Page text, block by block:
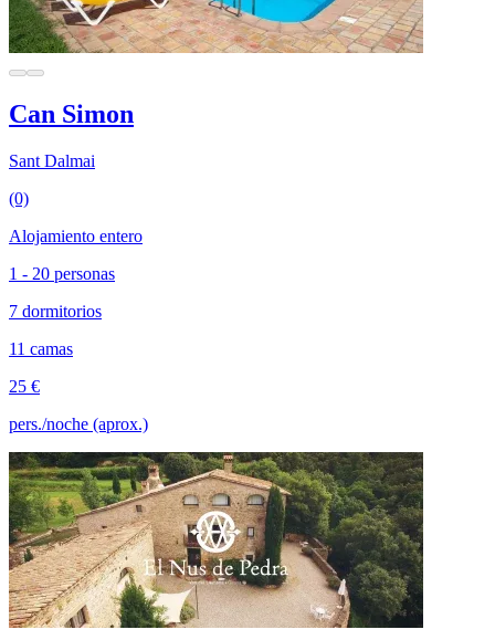
Can Simon
Sant Dalmai
(0)
Alojamiento entero
1 - 20 personas
7 dormitorios
11 camas
25 €
pers./noche (aprox.)